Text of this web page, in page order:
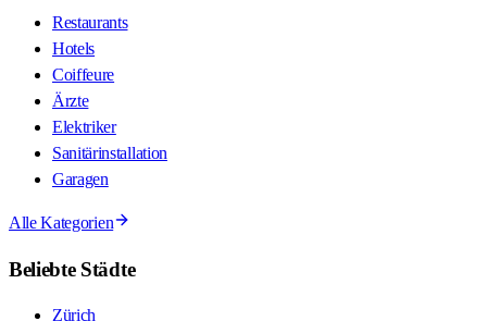
Restaurants
Hotels
Coiffeure
Ärzte
Elektriker
Sanitärinstallation
Garagen
Alle Kategorien
Beliebte Städte
Zürich